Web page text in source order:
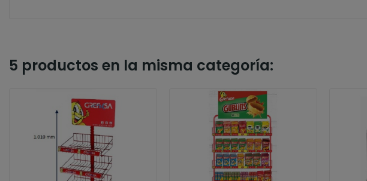
5 productos en la misma categoría: